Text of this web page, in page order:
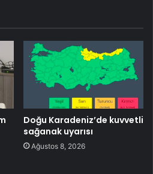
Doğu Karadeniz’de kuvvetli
sağanak uyarısı
Ağustos 8, 2026